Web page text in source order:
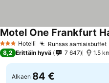
3 Tähtiluokitus
Hotelli Runsas aamiaisbuffet
Motel One Frankfurt
8,2 Erittäin hyvä 7 647 1.5
Alkaen 84 €